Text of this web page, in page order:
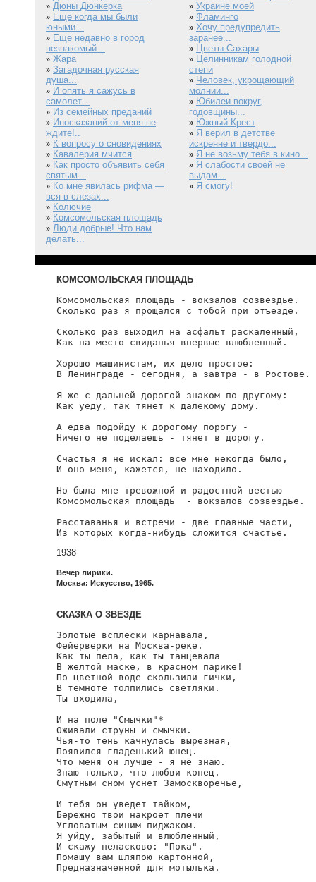
» Дюны Дюнкерка
» Еще когда мы были
юными...
» Еще недавно в город
незнакомый...
» Жара
» Загадочная русская
душа...
» И опять я сажусь в
самолет...
» Из семейных преданий
» Иносказаний от меня не
ждите!..
» К вопросу о сновидениях
» Кавалерия мчится
» Как просто объявить себя
святым...
» Ко мне явилась рифма —
вся в слезах...
» Колючие
» Комсомольская площадь
» Люди добрые! Что нам
делать...
» Украине моей
» Фламинго
» Хочу предупредить
заранее...
» Цветы Сахары
» Целинникам голодной
степи
» Человек, укрощающий
молнии...
» Юбилеи вокруг,
годовщины...
» Южный Крест
» Я верил в детстве
искренне и твердо...
» Я не возьму тебя в кино...
» Я слабости своей не
выдам...
» Я смогу!
КОМСОМОЛЬСКАЯ ПЛОЩАДЬ
Комсомольская площадь - вокзалов созвездье.
Сколько раз я прощался с тобой при отъезде.
Сколько раз выходил на асфальт раскаленный,
Как на место свиданья впервые влюбленный.
Хорошо машинистам, их дело простое:
В Ленинграде - сегодня, а завтра - в Ростове.
Я же с дальней дорогой знаком по-другому:
Как уеду, так тянет к далекому дому.
А едва подойду к дорогому порогу -
Ничего не поделаешь - тянет в дорогу.
Счастья я не искал: все мне некогда было,
И оно меня, кажется, не находило.
Но была мне тревожной и радостной вестью
Комсомольская площадь  - вокзалов созвездье.
Расставанья и встречи - две главные части,
Из которых когда-нибудь сложится счастье.
1938
Вечер лирики.
Москва: Искусство, 1965.
СКАЗКА О ЗВЕЗДЕ
Золотые всплески карнавала,
Фейерверки на Москва-реке.
Как ты пела, как ты танцевала
В желтой маске, в красном парике!
По цветной воде скользили гички,
В темноте толпились светляки.
Ты входила,
И на поле "Смычки"*
Оживали струны и смычки.
Чья-то тень качнулась вырезная,
Появился гладенький юнец.
Что меня он лучше - я не знаю.
Знаю только, что любви конец.
Смутным сном уснет Замоскворечье,
И тебя он уведет тайком,
Бережно твои накроет плечи
Угловатым синим пиджаком.
Я уйду, забытый и влюбленный,
И скажу неласково: "Пока".
Помашу вам шляпою картонной,
Предназначенной для мотылька.